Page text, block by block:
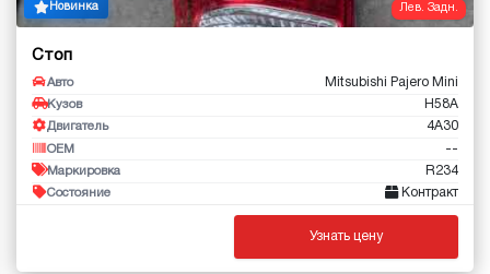
Лев. Задн.
Новинка
Стоп
Авто Mitsubishi Pajero Mini
Кузов H58A
Двигатель 4A30
OEM --
Маркировка R234
Состояние Контракт
Узнать цену